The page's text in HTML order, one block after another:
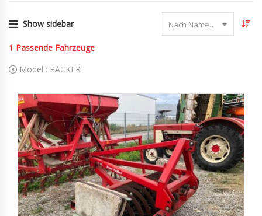
Show sidebar Nach Name sortieren
1 Passende Fahrzeuge
Model : PACKER